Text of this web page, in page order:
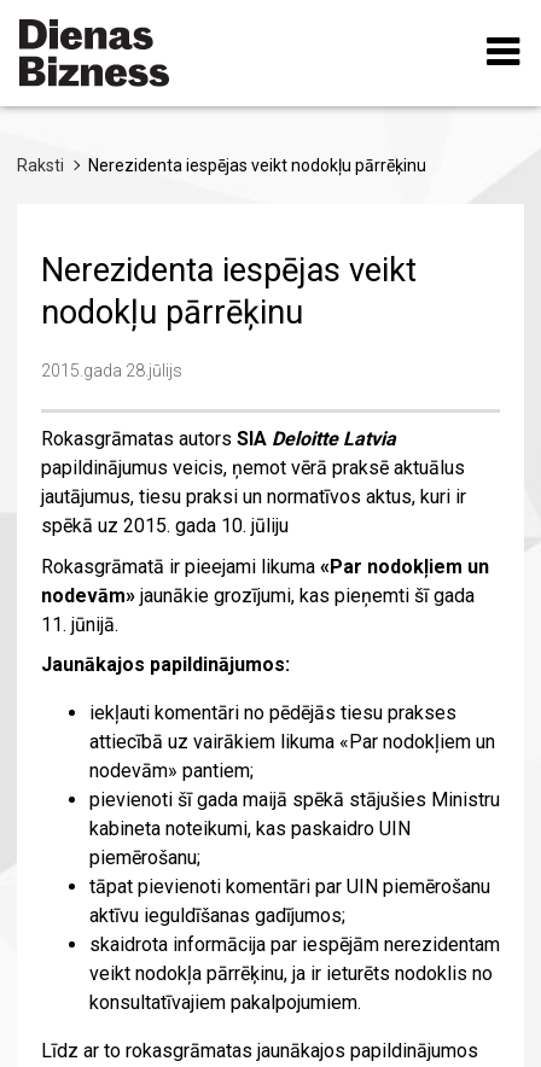
Pārlekt
uz
galveno
saturu
Raksti Nerezidenta iespējas veikt nodokļu pārrēķinu
Nerezidenta iespējas veikt
nodokļu pārrēķinu
2015.gada 28.jūlijs
Rokasgrāmatas autors SIA Deloitte Latvia
papildinājumus veicis, ņemot vērā praksē aktuālus
jautājumus, tiesu praksi un normatīvos aktus, kuri ir
spēkā uz 2015. gada 10. jūliju
Rokasgrāmatā ir pieejami likuma «Par nodokļiem un
nodevām»jaunākie grozījumi, kas pieņemti šī gada
11. jūnijā.
Jaunākajos papildinājumos:
iekļauti komentāri no pēdējās tiesu prakses
attiecībā uz vairākiem likuma «Par nodokļiem un
nodevām» pantiem;
pievienoti šī gada maijā spēkā stājušies Ministru
kabineta noteikumi, kas paskaidro UIN
piemērošanu;
tāpat pievienoti komentāri par UIN piemērošanu
aktīvu ieguldīšanas gadījumos;
skaidrota informācija par iespējām nerezidentam
veikt nodokļa pārrēķinu, ja ir ieturēts nodoklis no
konsultatīvajiem pakalpojumiem.
Līdz ar to rokasgrāmatas jaunākajos papildinājumos